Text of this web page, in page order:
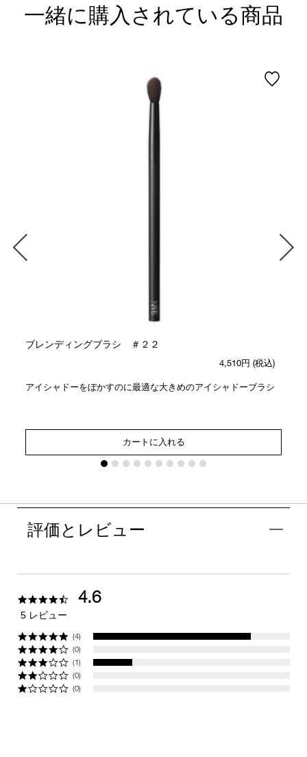
一緒に購入されている商品
ブレンディングブラシ ＃２２
4,510円 (税込)
アイシャドーをぼかすのに最適な大きめのアイシャドーブラシ
カートに入れる
評価とレビュー
4.64.6
5 レビュー
(4)
(0)
(1)
(0)
(0)